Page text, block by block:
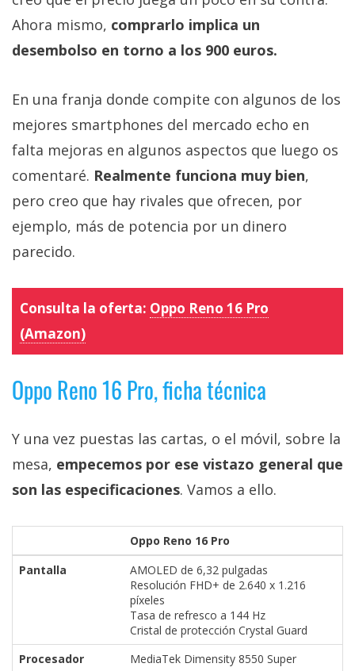
Ahora mismo, comprarlo implica un
desembolso en torno a los 900 euros.
En una franja donde compite con algunos de los
mejores smartphones del mercado echo en
falta mejoras en algunos aspectos que luego os
comentaré. Realmente funciona muy bien,
pero creo que hay rivales que ofrecen, por
ejemplo, más de potencia por un dinero
parecido.
Consulta la oferta: Oppo Reno 16 Pro
(Amazon)
Oppo Reno 16 Pro, ficha técnica
Y una vez puestas las cartas, o el móvil, sobre la
mesa, empecemos por ese vistazo general que
son las especificaciones. Vamos a ello.
Oppo Reno 16 Pro
Pantalla
AMOLED de 6,32 pulgadas
Resolución FHD+ de 2.640 x 1.216
píxeles
Tasa de refresco a 144 Hz
Cristal de protección Crystal Guard
Procesador
MediaTek Dimensity 8550 Super